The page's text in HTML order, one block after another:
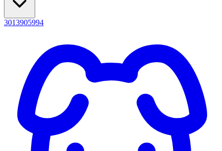
3013905994